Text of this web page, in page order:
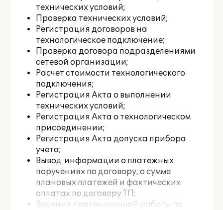
технических условий;
Проверка технических условий;
Регистрация договоров на
технологическое подключение;
Проверка договора подразделениями
сетевой организации;
Расчет стоимости технологического
подключения;
Регистрация Акта о выполнении
технических условий;
Регистрация Акта о технологическом
присоединении;
Регистрация Акта допуска прибора
учета;
Вывод информации о платежных
поручениях по договору, о сумме
плановых платежей и фактических
оплатах по договору ТП;
Ведение претензионной работы по